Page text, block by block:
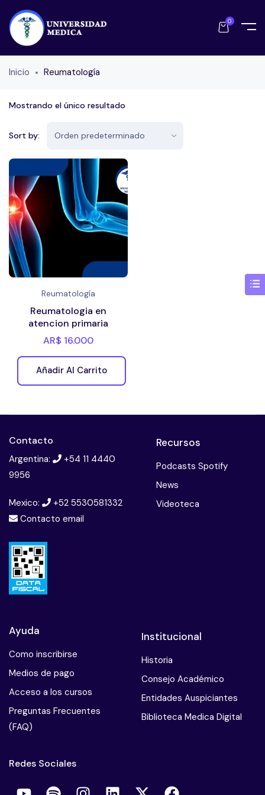
0
Inicio Reumatología
Mostrando el único resultado
Sort by:
Reumatología
Reumatologia en
atencion primaria
AR$ 16.000
Añadir Al Carrito
Contacto
Argentina:
+54 11 4440
9956
Mexico:
+52 5530581332
Contacto email
Recursos
Podcasts Spotify
News
Videoteca
Ayuda
Como inscribirse
Medios de pago
Acceso a los cursos
Preguntas Frecuentes
(FAQ)
Institucional
Historia
Consejo Académico
Entidades Auspiciantes
Biblioteca Medica Digital
Redes Sociales